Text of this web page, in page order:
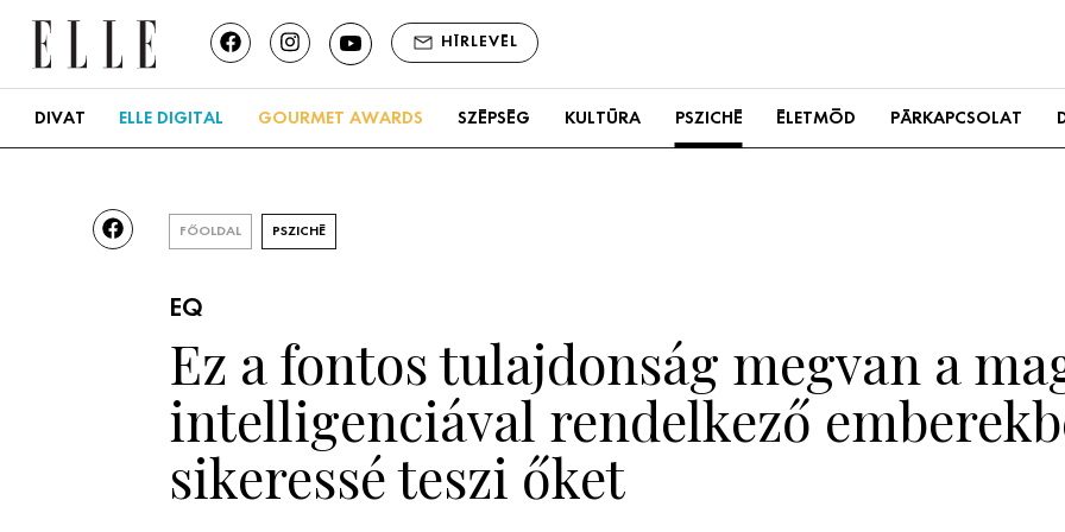
HÍRLEVÉL
DIVAT ELLE DIGITAL GOURMET AWARDS SZÉPSÉG KULTÚRA PSZICHÉ ÉLETMÓD PÁRKAPCSOLAT
FŐOLDAL PSZICHÉ
EQ
Ez a fontos tulajdonság megvan a
intelligenciával rendelkező
sikeressé teszi őket